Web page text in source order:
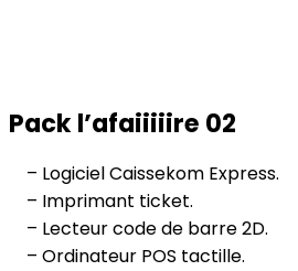
Pack l’afaiiiiire 02
– Logiciel Caissekom Express.
– Imprimant ticket.
– Lecteur code de barre 2D.
– Ordinateur POS tactille.